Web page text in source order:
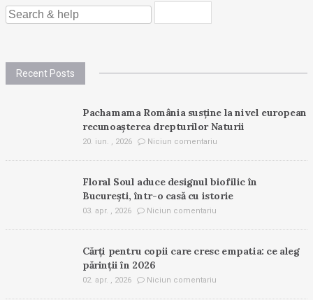
SEARCH
FOR:
Recent Posts
Pachamama România susține la nivel european
recunoașterea drepturilor Naturii
20. iun. , 2026 Niciun comentariu
Floral Soul aduce designul biofilic în
București, într-o casă cu istorie
03. apr. , 2026 Niciun comentariu
Cărți pentru copii care cresc empatia: ce aleg
părinții în 2026
02. apr. , 2026 Niciun comentariu